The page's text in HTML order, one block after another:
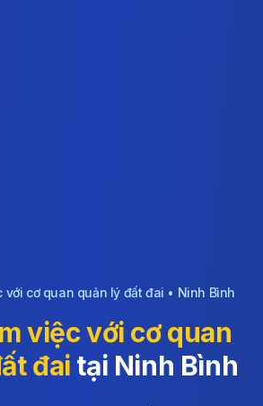
với cơ quan quản lý đất đai • Ninh Bình
việc với cơ quan
đai tại Ninh Bình